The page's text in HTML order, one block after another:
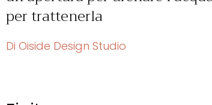
per trattenerla
Di Oiside Design Studio